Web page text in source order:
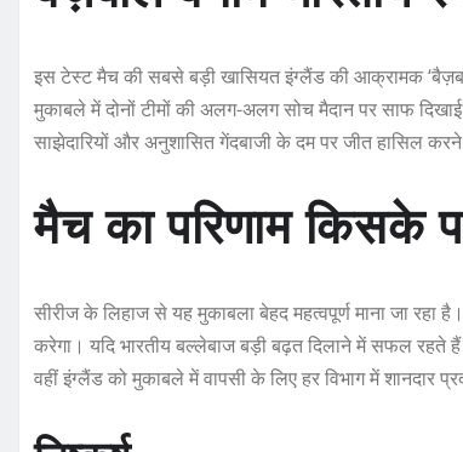
इस टेस्ट मैच की सबसे बड़ी खासियत इंग्लैंड की आक्रामक
मुकाबले में दोनों टीमों की अलग-अलग सोच मैदान पर साफ
साझेदारियों और अनुशासित गेंदबाजी के दम पर जीत हासिल
मैच का परिणाम किसके
सीरीज के लिहाज से यह मुकाबला बेहद महत्वपूर्ण माना जा रहा है।
करेगा। यदि भारतीय बल्लेबाज बड़ी बढ़त दिलाने में सफल रहते
वहीं इंग्लैंड को मुकाबले में वापसी के लिए हर विभाग में शानदार